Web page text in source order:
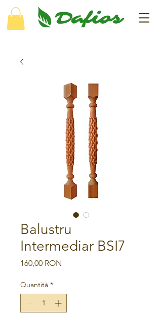
Balustru
Intermediar BSI7
160,00 RON
Quantità *